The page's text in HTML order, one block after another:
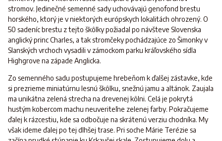
stromov. Jedinečné semenné sady uchovávajú genofond brestu
horského, ktorý je v niektorých európskych lokalitách ohrozený. O
50 sadeníc brestu z tejto škôlky požiadal po návšteve Slovenska
anglický princ Charles, a tak stromčeky pochádzajúce zo Šimonky v
Slanských vrchoch vysadili v zámockom parku kráľovského sídla
Highgrove na západe Anglicka.
Zo semenného sadu postupujeme hrebeňom k ďalšej zástavke, kde
si prezrieme miniatúrnu lesnú škôlku, snežnú jamu a altánok. Zaujala
ma unikátna zelená strecha na drevenej kôlni. Celá je pokrytá
hustým kobercom machu neuveriteľne zelenej farby. Pokračujeme
ďalej k rázcestiu, kde sa odbočuje na skrátenú verziu chodníka. My
však ideme ďalej po tej dlhšej trase. Pri soche Márie Terézie sa